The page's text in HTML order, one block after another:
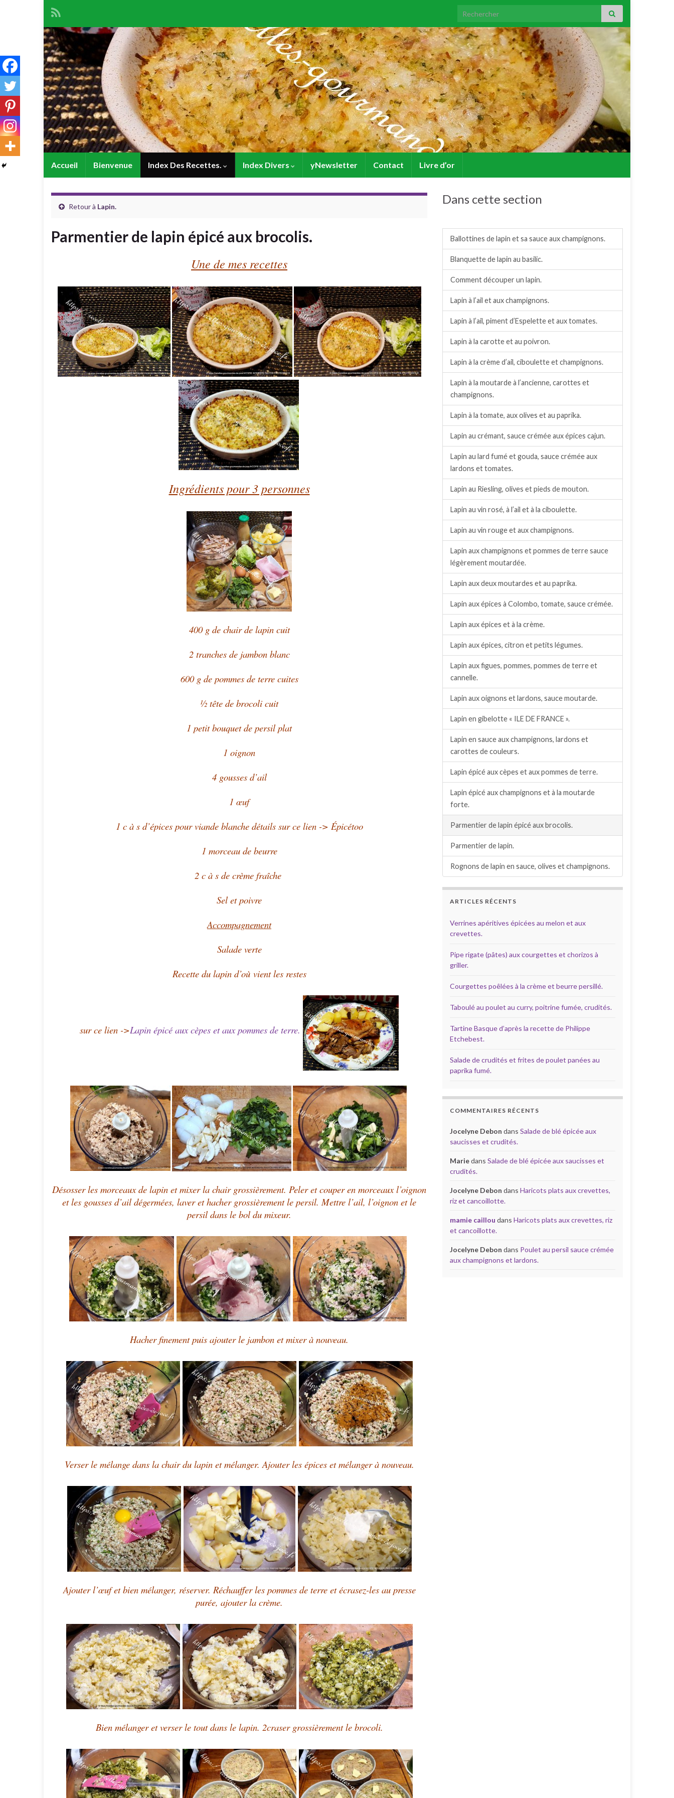
Search for:
Accueil Bienvenue Index Des Recettes. Index Divers yNewsletter Contact Livre d’or
Retour à Lapin.
Parmentier de lapin épicé aux brocolis.
Une de mes recettes
Ingrédients pour 3 personnes
400 g de chair de lapin cuit
2 tranches de jambon blanc
600 g de pommes de terre cuites
½ tête de brocoli cuit
1 petit bouquet de persil plat
1 oignon
4 gousses d’ail
1 œuf
1 c à s d’épices pour viande blanche détails sur ce lien -> Épicétoo
1 morceau de beurre
2 c à s de crème fraîche
Sel et poivre
Accompagnement
Salade verte
Recette du lapin d’où vient les restes
sur ce lien ->Lapin épicé aux cèpes et aux pommes de terre.
Désosser les morceaux de lapin et mixer la chair grossièrement. Peler et couper en morceaux l’oignon
et les gousses d’ail dégermées, laver et hacher grossièrement le persil. Mettre l’ail, l’oignon et le
persil dans le bol du mixeur.
Hacher finement puis ajouter le jambon et mixer à nouveau.
Verser le mélange dans la chair du lapin et mélanger. Ajouter les épices et mélanger à nouveau.
Ajouter l’œuf et bien mélanger, réserver. Réchauffer les pommes de terre et écrasez-les au presse
purée, ajouter la crème.
Bien mélanger et verser le tout dans le lapin. 2craser grossièrement le brocoli.
Dans cette section
Ballottines de lapin et sa sauce aux champignons.
Blanquette de lapin au basilic.
Comment découper un lapin.
Lapin à l’ail et aux champignons.
Lapin à l’ail, piment d’Espelette et aux tomates.
Lapin à la carotte et au poivron.
Lapin à la crème d’ail, ciboulette et champignons.
Lapin à la moutarde à l’ancienne, carottes et
champignons.
Lapin à la tomate, aux olives et au paprika.
Lapin au crémant, sauce crémée aux épices cajun.
Lapin au lard fumé et gouda, sauce crémée aux
lardons et tomates.
Lapin au Riesling, olives et pieds de mouton.
Lapin au vin rosé, à l’ail et à la ciboulette.
Lapin au vin rouge et aux champignons.
Lapin aux champignons et pommes de terre sauce
légèrement moutardée.
Lapin aux deux moutardes et au paprika.
Lapin aux épices à Colombo, tomate, sauce crémée.
Lapin aux épices et à la crème.
Lapin aux épices, citron et petits légumes.
Lapin aux figues, pommes, pommes de terre et
cannelle.
Lapin aux oignons et lardons, sauce moutarde.
Lapin en gibelotte « ILE DE FRANCE ».
Lapin en sauce aux champignons, lardons et
carottes de couleurs.
Lapin épicé aux cèpes et aux pommes de terre.
Lapin épicé aux champignons et à la moutarde
forte.
Parmentier de lapin épicé aux brocolis.
Parmentier de lapin.
Rognons de lapin en sauce, olives et champignons.
ARTICLES RÉCENTS
Verrines apéritives épicées au melon et aux
crevettes.
Pipe rigate (pâtes) aux courgettes et chorizos à
griller.
Courgettes poêlées à la crème et beurre persillé.
Taboulé au poulet au curry, poitrine fumée, crudités.
Tartine Basque d’après la recette de Philippe
Etchebest.
Salade de crudités et frites de poulet panées au
paprika fumé.
COMMENTAIRES RÉCENTS
Jocelyne Debon dans Salade de blé épicée aux
saucisses et crudités.
Mariedans Salade de blé épicée aux saucisses et
crudités.
Jocelyne Debon dans Haricots plats aux crevettes,
riz et cancoillotte.
mamie caillou dans Haricots plats aux crevettes, riz
et cancoillotte.
Jocelyne Debon dans Poulet au persil sauce crémée
aux champignons et lardons.